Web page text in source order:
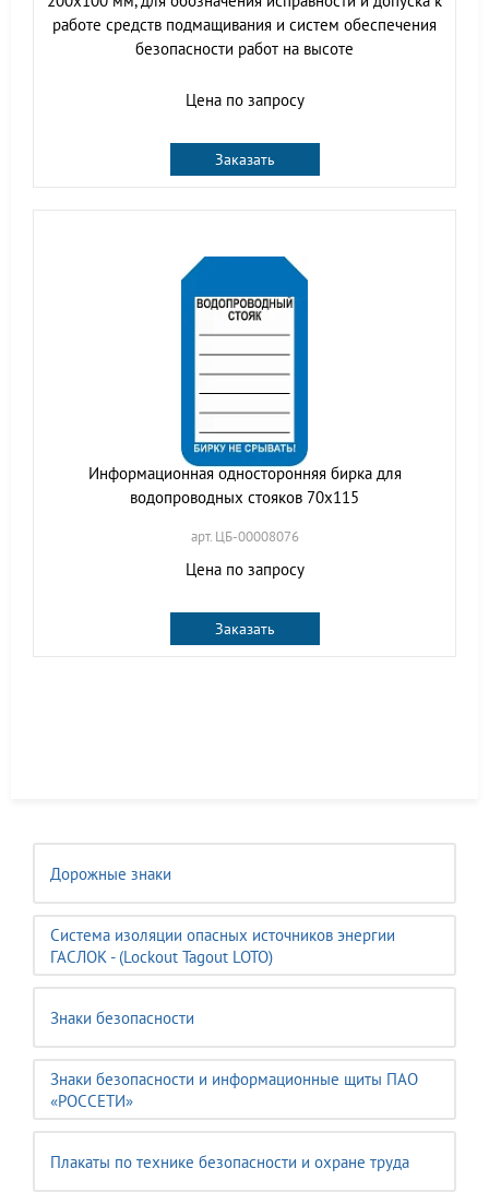
Дорожные знаки
Система изоляции опасных источников энергии
ГАСЛОК - (Lockout Tagout LOTO)
Знаки безопасности
Знаки безопасности и информационные щиты ПАО
«РОССЕТИ»
Плакаты по технике безопасности и охране труда
работе средств подмащивания и систем обеспечения
безопасности работ на высоте
Цена по запросу
Заказать
Информационная односторонняя бирка для
водопроводных стояков 70x115
арт. ЦБ-00008076
Цена по запросу
Заказать